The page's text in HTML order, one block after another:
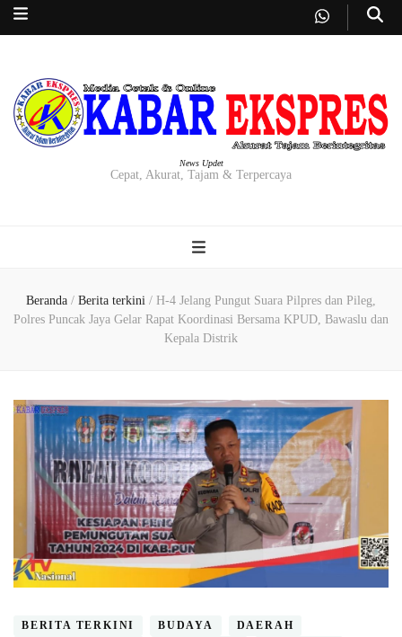
News Updet
Cepat, Akurat, Tajam & Terpercaya
Beranda / Berita terkini / H-4 Jelang Pungut Suara Pilpres dan Pileg,
Polres Puncak Jaya Gelar Rapat Koordinasi Bersama KPUD, Bawaslu dan
Kepala Distrik
BERITA TERKINI BUDAYA
DAERAH